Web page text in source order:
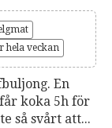
hela veckan
En
koka 5h för
så svårt att...